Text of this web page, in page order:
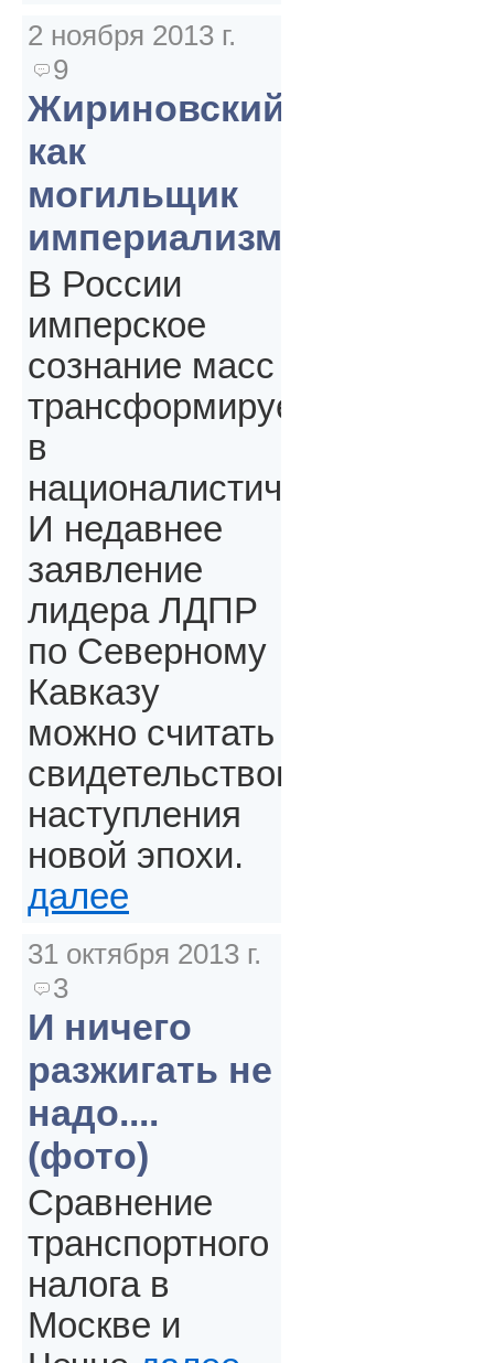
2 ноября 2013 г.
9
Жириновский
как
могильщик
империализма
В России
имперское
сознание масс
трансформируется
в
националистическое.
И недавнее
заявление
лидера ЛДПР
по Северному
Кавказу
можно считать
свидетельством
наступления
новой эпохи.
далее
31 октября 2013 г.
3
И ничего
разжигать не
надо....
(фото)
Сравнение
транспортного
налога в
Москве и